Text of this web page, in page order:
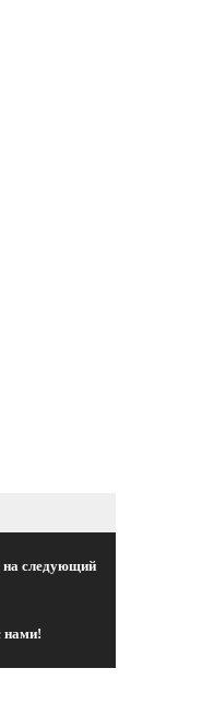
на следующий
нами!